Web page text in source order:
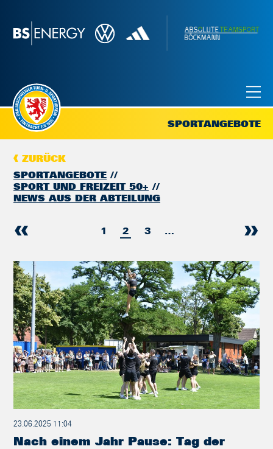
SPORTANGEBOTE
SPORTANGEBOTE
SPORT UND FREIZEIT 50+
NEWS AUS DER ABTEILUNG
ZURÜCK
1 2 3 …
23.06.2025 11:04
Nach einem Jahr Pause: Tag der